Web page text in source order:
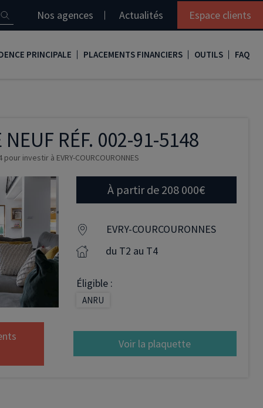
Nos agences Actualités Espace clients
PRINCIPALE
taux
de prêt immobilier
son crédit immobilier
PLACEMENTS FINANCIERS
PERP
PER
Loi Madelin
SCPI
FCPI
FIP
Bourse
Cryptomonnaie
OUTILS
Le guide de la loi Denormandie 2026
Simulation prêt immobilier
FAQ
NEUF RÉF. 002-91-5148
investir à EVRY-COURCOURONNES
À partir de 208 000€
EVRY-COURCOURONNES
du T2 au T4
Éligible :
ANRU
Voir la plaquette